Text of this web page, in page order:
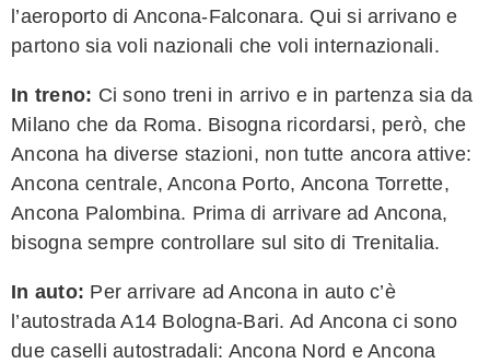
l’aeroporto di Ancona-Falconara. Qui si arrivano e
partono sia voli nazionali che voli internazionali.
In treno: Ci sono treni in arrivo e in partenza sia da
Milano che da Roma. Bisogna ricordarsi, però, che
Ancona ha diverse stazioni, non tutte ancora attive:
Ancona centrale, Ancona Porto, Ancona Torrette,
Ancona Palombina. Prima di arrivare ad Ancona,
bisogna sempre controllare sul sito di Trenitalia.
In auto: Per arrivare ad Ancona in auto c’è
l’autostrada A14 Bologna-Bari. Ad Ancona ci sono
due caselli autostradali: Ancona Nord e Ancona